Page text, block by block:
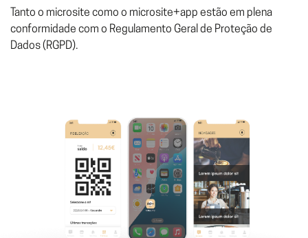
Tanto o microsite como o microsite+app estão em plena
conformidade com o Regulamento Geral de Proteção de
Dados (RGPD).